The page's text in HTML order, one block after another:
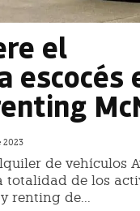
el
escocés
2023
de vehículos
totalidad de los
renting de...